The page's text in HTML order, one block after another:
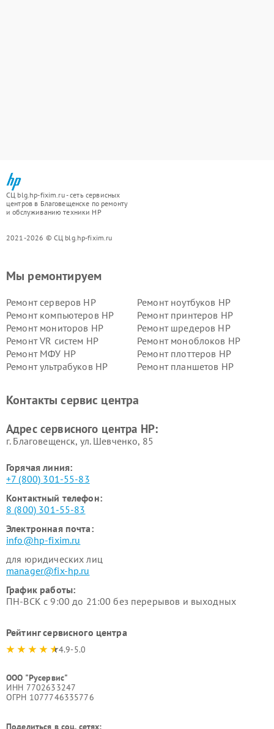
СЦ blg.hp-fixim.ru - сеть сервисных
центров в Благовещенске по ремонту
и обслуживанию техники HP
2021-2026 © СЦ blg.hp-fixim.ru
Мы ремонтируем
Ремонт серверов HP
Ремонт ноутбуков HP
Ремонт компьютеров HP
Ремонт принтеров HP
Ремонт мониторов HP
Ремонт шредеров HP
Ремонт VR систем HP
Ремонт моноблоков HP
Ремонт МФУ HP
Ремонт плоттеров HP
Ремонт ультрабуков HP
Ремонт планшетов HP
Контакты сервис центра
Адрес сервисного центра HP:
г. Благовещенск, ул. Шевченко, 85
Горячая линия:
+7 (800) 301-55-83
Контактный телефон:
8 (800) 301-55-83
Электронная почта:
info@hp-fixim.ru
для юридических лиц
manager@fix-hp.ru
График работы:
ПН-ВСК с 9:00 до 21:00 без перерывов и выходных
Рейтинг сервисного центра
4.9-5.0
ООО "Русервис"
ИНН 7702633247
ОГРН 1077746335776
Поделиться в соц. сетях: